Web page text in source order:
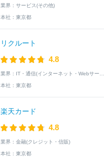
業界： サービス(その他)
本社： 東京都
リクルート
4.8
業界：
本社： 東京都
楽天カード
4.8
業界： 金融(クレジット・信販)
本社： 東京都